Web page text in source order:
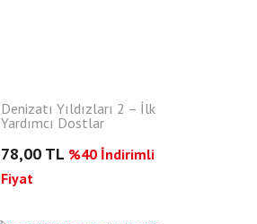
Denizatı Yıldızları 2 – İlk
Yardımcı Dostlar
78,00 TL %40 İndirimli
Fiyat